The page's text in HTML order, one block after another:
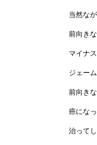
当然な
前向き
マイナ
ジェー
前向き
癌にな
治って